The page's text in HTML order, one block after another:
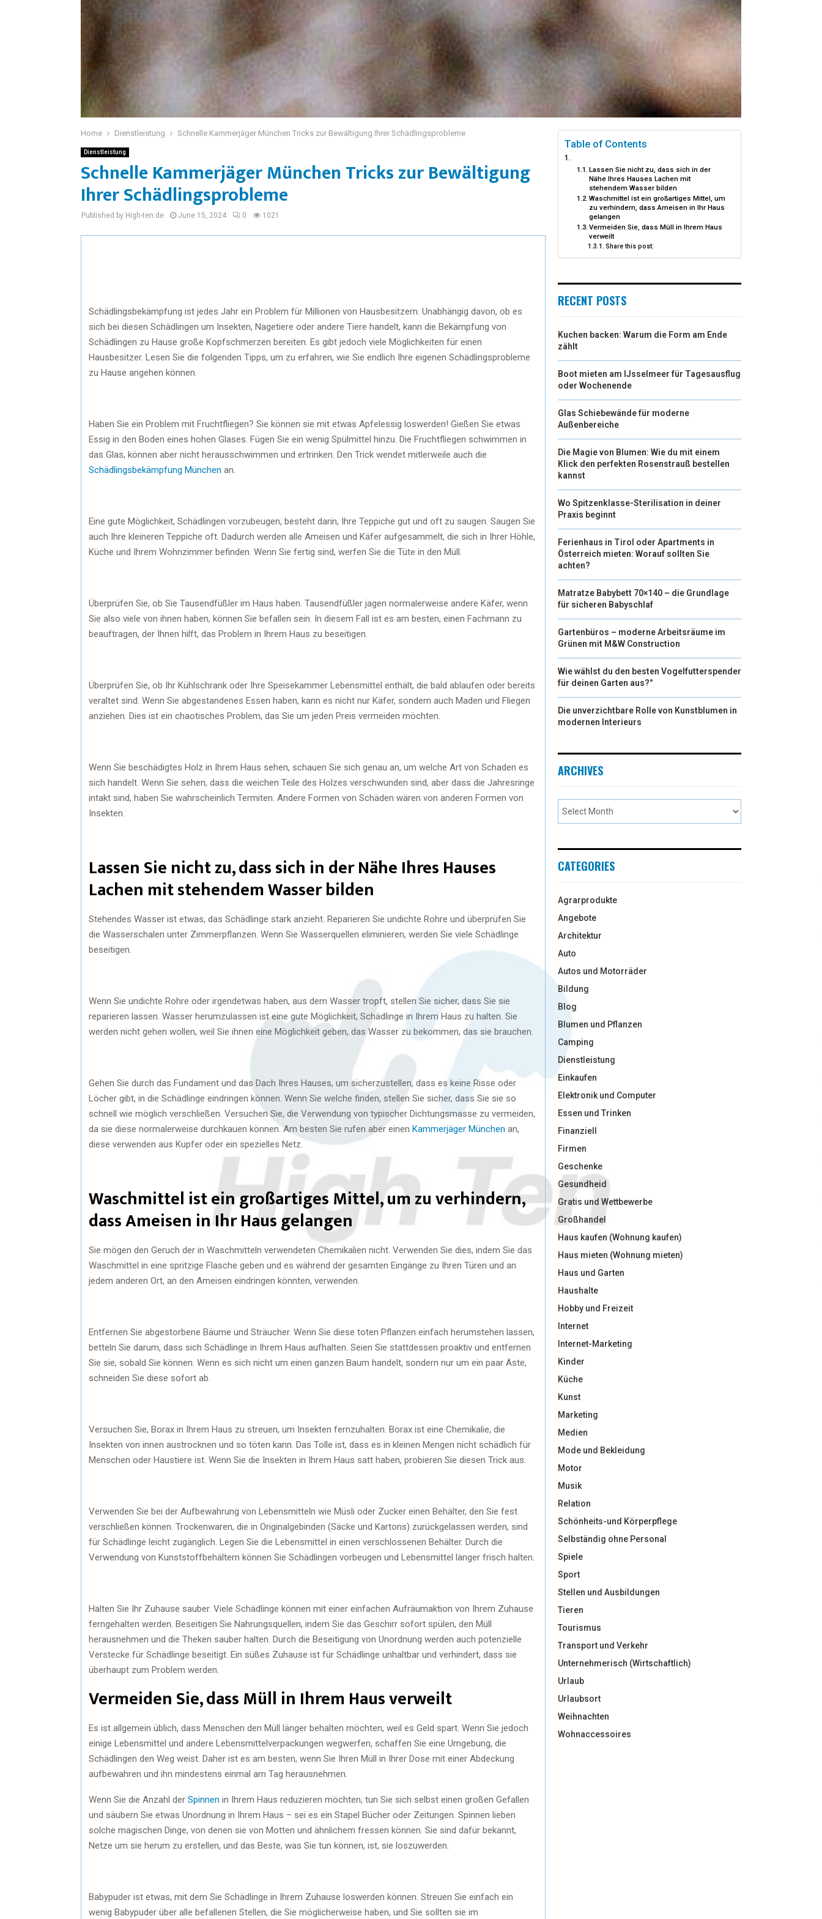
Home Dienstleistung Schnelle Kammerjäger München Tricks zur Bewältigung Ihrer Schädlingsprobleme
Dienstleistung
Schnelle Kammerjäger München Tricks zur Bewältigung
Ihrer Schädlingsprobleme
Published by High-ten.de June 15, 2024 0 1021
Schädlingsbekämpfung ist jedes Jahr ein Problem für Millionen von Hausbesitzern. Unabhängig davon, ob es
sich bei diesen Schädlingen um Insekten, Nagetiere oder andere Tiere handelt, kann die Bekämpfung von
Schädlingen zu Hause große Kopfschmerzen bereiten. Es gibt jedoch viele Möglichkeiten für einen
Hausbesitzer. Lesen Sie die folgenden Tipps, um zu erfahren, wie Sie endlich Ihre eigenen Schädlingsprobleme
zu Hause angehen können.
Haben Sie ein Problem mit Fruchtfliegen? Sie können sie mit etwas Apfelessig loswerden! Gießen Sie etwas
Essig in den Boden eines hohen Glases. Fügen Sie ein wenig Spülmittel hinzu. Die Fruchtfliegen schwimmen in
das Glas, können aber nicht herausschwimmen und ertrinken. Den Trick wendet mitlerweile auch die
Schädlingsbekämpfung München an.
Eine gute Möglichkeit, Schädlingen vorzubeugen, besteht darin, Ihre Teppiche gut und oft zu saugen. Saugen Sie
auch Ihre kleineren Teppiche oft. Dadurch werden alle Ameisen und Käfer aufgesammelt, die sich in Ihrer Höhle,
Küche und Ihrem Wohnzimmer befinden. Wenn Sie fertig sind, werfen Sie die Tüte in den Müll.
Überprüfen Sie, ob Sie Tausendfüßler im Haus haben. Tausendfüßler jagen normalerweise andere Käfer, wenn
Sie also viele von ihnen haben, können Sie befallen sein. In diesem Fall ist es am besten, einen Fachmann zu
beauftragen, der Ihnen hilft, das Problem in Ihrem Haus zu beseitigen.
Überprüfen Sie, ob Ihr Kühlschrank oder Ihre Speisekammer Lebensmittel enthält, die bald ablaufen oder bereits
veraltet sind. Wenn Sie abgestandenes Essen haben, kann es nicht nur Käfer, sondern auch Maden und Fliegen
anziehen. Dies ist ein chaotisches Problem, das Sie um jeden Preis vermeiden möchten.
Wenn Sie beschädigtes Holz in Ihrem Haus sehen, schauen Sie sich genau an, um welche Art von Schaden es
sich handelt. Wenn Sie sehen, dass die weichen Teile des Holzes verschwunden sind, aber dass die Jahresringe
intakt sind, haben Sie wahrscheinlich Termiten. Andere Formen von Schäden wären von anderen Formen von
Insekten.
Lassen Sie nicht zu, dass sich in der Nähe Ihres Hauses
Lachen mit stehendem Wasser bilden
Stehendes Wasser ist etwas, das Schädlinge stark anzieht. Reparieren Sie undichte Rohre und überprüfen Sie
die Wasserschalen unter Zimmerpflanzen. Wenn Sie Wasserquellen eliminieren, werden Sie viele Schädlinge
beseitigen.
Wenn Sie undichte Rohre oder irgendetwas haben, aus dem Wasser tropft, stellen Sie sicher, dass Sie sie
reparieren lassen. Wasser herumzulassen ist eine gute Möglichkeit, Schädlinge in Ihrem Haus zu halten. Sie
werden nicht gehen wollen, weil Sie ihnen eine Möglichkeit geben, das Wasser zu bekommen, das sie brauchen.
Gehen Sie durch das Fundament und das Dach Ihres Hauses, um sicherzustellen, dass es keine Risse oder
Löcher gibt, in die Schädlinge eindringen können. Wenn Sie welche finden, stellen Sie sicher, dass Sie sie so
schnell wie möglich verschließen. Versuchen Sie, die Verwendung von typischer Dichtungsmasse zu vermeiden,
da sie diese normalerweise durchkauen können. Am besten Sie rufen aber einen Kammerjäger München an,
diese verwenden aus Kupfer oder ein spezielles Netz.
Waschmittel ist ein großartiges Mittel, um zu verhindern,
dass Ameisen in Ihr Haus gelangen
Sie mögen den Geruch der in Waschmitteln verwendeten Chemikalien nicht. Verwenden Sie dies, indem Sie das
Waschmittel in eine spritzige Flasche geben und es während der gesamten Eingänge zu Ihren Türen und an
jedem anderen Ort, an den Ameisen eindringen könnten, verwenden.
Entfernen Sie abgestorbene Bäume und Sträucher. Wenn Sie diese toten Pflanzen einfach herumstehen lassen,
betteln Sie darum, dass sich Schädlinge in Ihrem Haus aufhalten. Seien Sie stattdessen proaktiv und entfernen
Sie sie, sobald Sie können. Wenn es sich nicht um einen ganzen Baum handelt, sondern nur um ein paar Äste,
schneiden Sie diese sofort ab.
Versuchen Sie, Borax in Ihrem Haus zu streuen, um Insekten fernzuhalten. Borax ist eine Chemikalie, die
Insekten von innen austrocknen und so töten kann. Das Tolle ist, dass es in kleinen Mengen nicht schädlich für
Menschen oder Haustiere ist. Wenn Sie die Insekten in Ihrem Haus satt haben, probieren Sie diesen Trick aus.
Verwenden Sie bei der Aufbewahrung von Lebensmitteln wie Müsli oder Zucker einen Behälter, den Sie fest
verschließen können. Trockenwaren, die in Originalgebinden (Säcke und Kartons) zurückgelassen werden, sind
für Schädlinge leicht zugänglich. Legen Sie die Lebensmittel in einen verschlossenen Behälter. Durch die
Verwendung von Kunststoffbehältern können Sie Schädlingen vorbeugen und Lebensmittel länger frisch halten.
Halten Sie Ihr Zuhause sauber. Viele Schädlinge können mit einer einfachen Aufräumaktion von Ihrem Zuhause
ferngehalten werden. Beseitigen Sie Nahrungsquellen, indem Sie das Geschirr sofort spülen, den Müll
herausnehmen und die Theken sauber halten. Durch die Beseitigung von Unordnung werden auch potenzielle
Verstecke für Schädlinge beseitigt. Ein süßes Zuhause ist für Schädlinge unhaltbar und verhindert, dass sie
überhaupt zum Problem werden.
Vermeiden Sie, dass Müll in Ihrem Haus verweilt
Es ist allgemein üblich, dass Menschen den Müll länger behalten möchten, weil es Geld spart. Wenn Sie jedoch
einige Lebensmittel und andere Lebensmittelverpackungen wegwerfen, schaffen Sie eine Umgebung, die
Schädlingen den Weg weist. Daher ist es am besten, wenn Sie Ihren Müll in Ihrer Dose mit einer Abdeckung
aufbewahren und ihn mindestens einmal am Tag herausnehmen.
Wenn Sie die Anzahl der Spinnen in Ihrem Haus reduzieren möchten, tun Sie sich selbst einen großen Gefallen
und säubern Sie etwas Unordnung in Ihrem Haus – sei es ein Stapel Bücher oder Zeitungen. Spinnen lieben
solche magischen Dinge, von denen sie von Motten und ähnlichem fressen können. Sie sind dafür bekannt,
Netze um sie herum zu erstellen, und das Beste, was Sie tun können, ist, sie loszuwerden.
Babypuder ist etwas, mit dem Sie Schädlinge in Ihrem Zuhause loswerden können. Streuen Sie einfach ein
wenig Babypuder über alle befallenen Stellen, die Sie möglicherweise haben, und Sie sollten sie im
Table of Contents
Lassen Sie nicht zu, dass sich in der
Nähe Ihres Hauses Lachen mit
stehendem Wasser bilden
Waschmittel ist ein großartiges Mittel, um
zu verhindern, dass Ameisen in Ihr Haus
gelangen
Vermeiden Sie, dass Müll in Ihrem Haus
verweilt
Share this post:
RECENT POSTS
Kuchen backen: Warum die Form am Ende
zählt
Boot mieten am IJsselmeer für Tagesausflug
oder Wochenende
Glas Schiebewände für moderne
Außenbereiche
Die Magie von Blumen: Wie du mit einem
Klick den perfekten Rosenstrauß bestellen
kannst
Wo Spitzenklasse-Sterilisation in deiner
Praxis beginnt
Ferienhaus in Tirol oder Apartments in
Österreich mieten: Worauf sollten Sie
achten?
Matratze Babybett 70×140 – die Grundlage
für sicheren Babyschlaf
Gartenbüros – moderne Arbeitsräume im
Grünen mit M&W Construction
Wie wählst du den besten Vogelfutterspender
für deinen Garten aus?°
Die unverzichtbare Rolle von Kunstblumen in
modernen Interieurs
ARCHIVES
CATEGORIES
Agrarprodukte
Angebote
Architektur
Auto
Autos und Motorräder
Bildung
Blog
Blumen und Pflanzen
Camping
Dienstleistung
Einkaufen
Elektronik und Computer
Essen und Trinken
Finanziell
Firmen
Geschenke
Gesundheid
Gratis und Wettbewerbe
Großhandel
Haus kaufen (Wohnung kaufen)
Haus mieten (Wohnung mieten)
Haus und Garten
Haushalte
Hobby und Freizeit
Internet
Internet-Marketing
Kinder
Küche
Kunst
Marketing
Medien
Mode und Bekleidung
Motor
Musik
Relation
Schönheits-und Körperpflege
Selbständig ohne Personal
Spiele
Sport
Stellen und Ausbildungen
Tieren
Tourismus
Transport und Verkehr
Unternehmerisch (Wirtschaftlich)
Urlaub
Urlaubsort
Weihnachten
Wohnaccessoires